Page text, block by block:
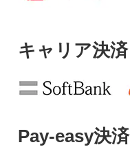
キャリア決済
Pay-easy決済